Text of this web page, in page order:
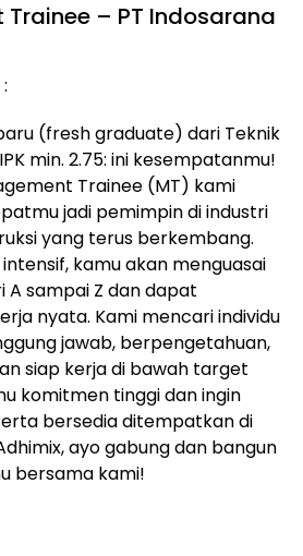
– PT Indosarana
(fresh graduate) dari Teknik
min. 2.75: ini kesempatanmu!
Trainee (MT) kami
jadi pemimpin di industri
yang terus berkembang.
kamu akan menguasai
A sampai Z dan dapat
nyata. Kami mencari individu
jawab, berpengetahuan,
siap kerja di bawah target
komitmen tinggi dan ingin
bersedia ditempatkan di
ayo gabung dan bangun
bersama kami!